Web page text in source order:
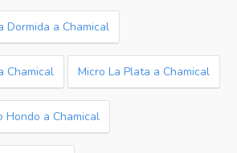
Dormida a Chamical
Chamical Micro La Plata a Chamical
Hondo a Chamical